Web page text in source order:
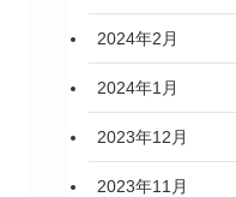
2024年2月
2024年1月
2023年12月
2023年11月